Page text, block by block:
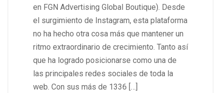
en FGN Advertising Global Boutique). Desde
el surgimiento de Instagram, esta plataforma
no ha hecho otra cosa más que mantener un
ritmo extraordinario de crecimiento. Tanto así
que ha logrado posicionarse como una de
las principales redes sociales de toda la
web. Con sus más de 1336 […]